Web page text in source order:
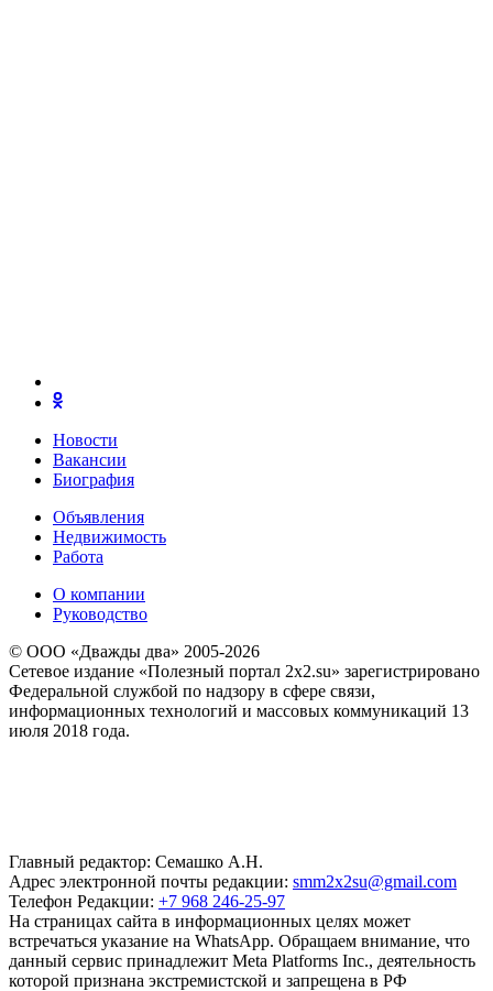
Новости
Вакансии
Биография
Объявления
Недвижимость
Работа
О компании
Руководство
© ООО «Дважды два» 2005-2026
Сетевое издание «Полезный портал 2x2.su» зарегистрировано
Федеральной службой по надзору в сфере связи,
информационных технологий и массовых коммуникаций 13
июля 2018 года.
Главный редактор: Семашко А.Н.
Адрес электронной почты редакции: smm2x2su@gmail.com
Телефон Редакции: +7 968 246-25-97
На страницах сайта в информационных целях может
встречаться указание на WhatsApp. Обращаем внимание, что
данный сервис принадлежит Meta Platforms Inc., деятельность
которой признана экстремистской и запрещена в РФ